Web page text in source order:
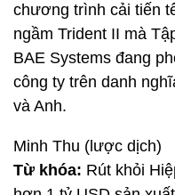
chương trình cải tiến
ngầm Trident II mà
BAE Systems đang
công ty trên danh
và Anh.
Minh Thu (lược dịch)
Từ khóa: Rút khỏi